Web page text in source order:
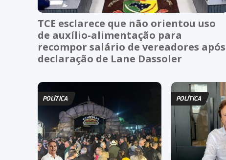
TCE esclarece que não orientou uso
de auxílio-alimentação para
recompor salário de vereadores após
declaração de Lane Dassoler
POLÍTICA POLÍTICA